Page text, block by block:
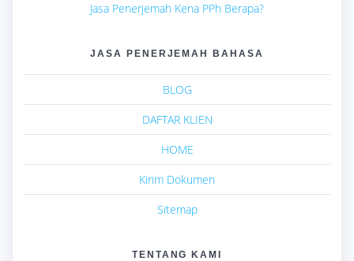
Jasa Penerjemah Kena PPh Berapa?
JASA PENERJEMAH BAHASA
BLOG
DAFTAR KLIEN
HOME
Kirim Dokumen
Sitemap
TENTANG KAMI